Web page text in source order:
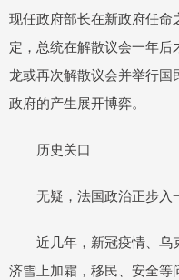
现任政府部长在新政府任
定，总统在解散议会一年
龙或再次解散议会并举行
政府的产生展开博弈。
历史关口
无疑，法国政治正步入
近几年，新冠疫情、乌
济雪上加霜，移民、安全